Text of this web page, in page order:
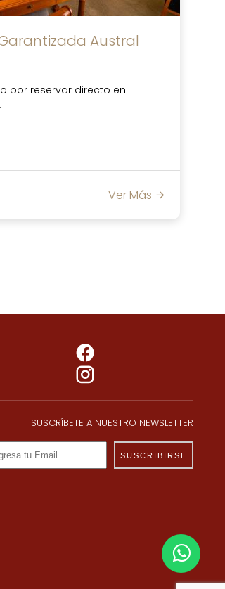
Austral
por reservar directo en
Ver Más
SUSCRÍBETE A NUESTRO NEWSLETTER
SUSCRIBIRSE